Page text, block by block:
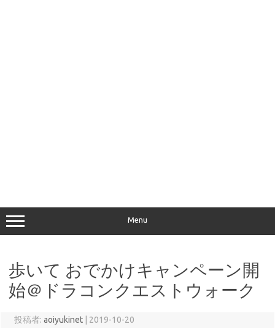
Menu
歩いて おでかけキャンペーン開
始＠ドラコンクエストウォーク
投稿者: aoiyukinet 2019-10-20